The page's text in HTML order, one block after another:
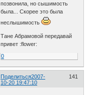
позвонила, но сышимость
была... Скорее это была
неслышимость
Тане Абрамовой передавай
привет :flower:
0
Поделиться 141
2007-
10-20 19:47:10